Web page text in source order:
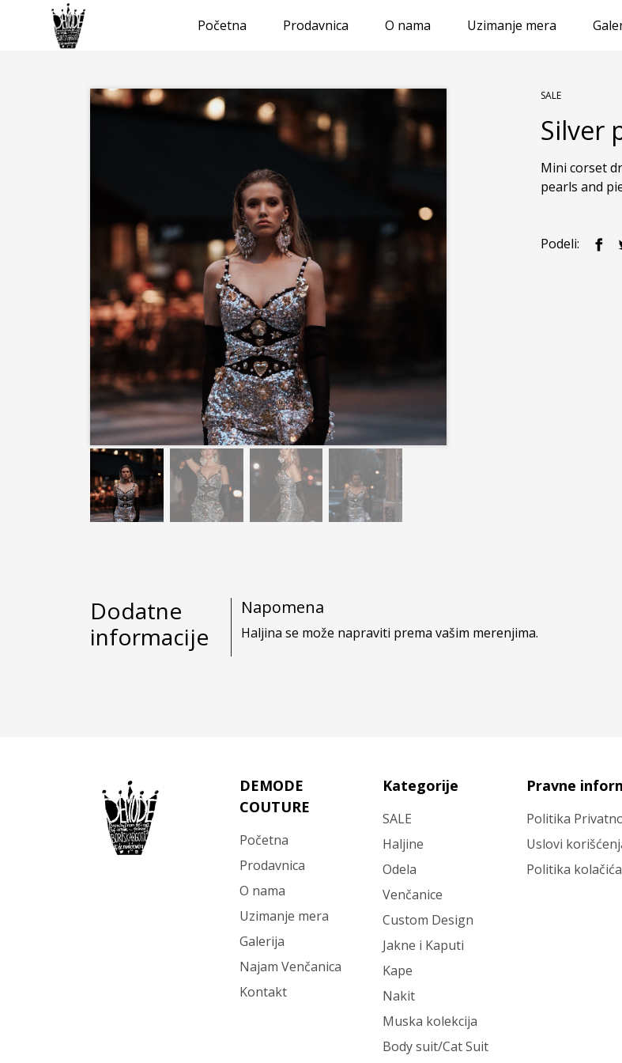
Početna Prodavnica O nama Uzimanje mera
SALE
Silver
Mini corset
pearls and
Podeli:
Dodatne
informacije
Napomena
Haljina se može napraviti prema vašim merenjima.
DEMODE
COUTURE
Početna
Prodavnica
O nama
Uzimanje mera
Galerija
Najam Venčanica
Kontakt
Kategorije
SALE
Haljine
Odela
Venčanice
Custom Design
Jakne i Kaputi
Kape
Nakit
Muska kolekcija
Body suit/Cat Suit
Pravne
Politika
Uslovi
Politika kolačića